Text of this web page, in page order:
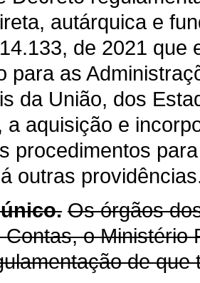
autárquica e
de 2021
para as
da União, dos
a aquisição e
procedimentos
outras
Os órgãos
Contas, o Ministério
de que